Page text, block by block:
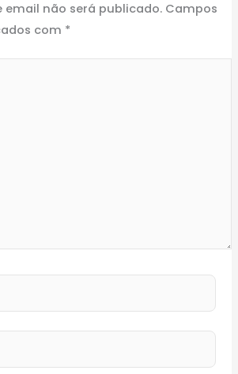
email não será publicado. Campos
com *